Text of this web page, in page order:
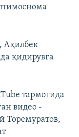
Ақилбек
қидирувга
тармоғида
видео -
Торемуратов,